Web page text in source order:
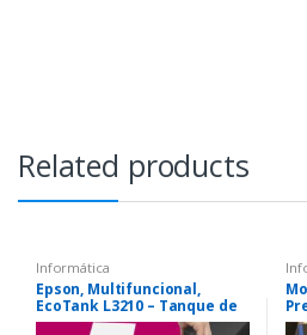
Related products
Informática
Epson, Multifuncional,
EcoTank L3210 – Tanque de
Tinta Colorida, USB, Bivolt